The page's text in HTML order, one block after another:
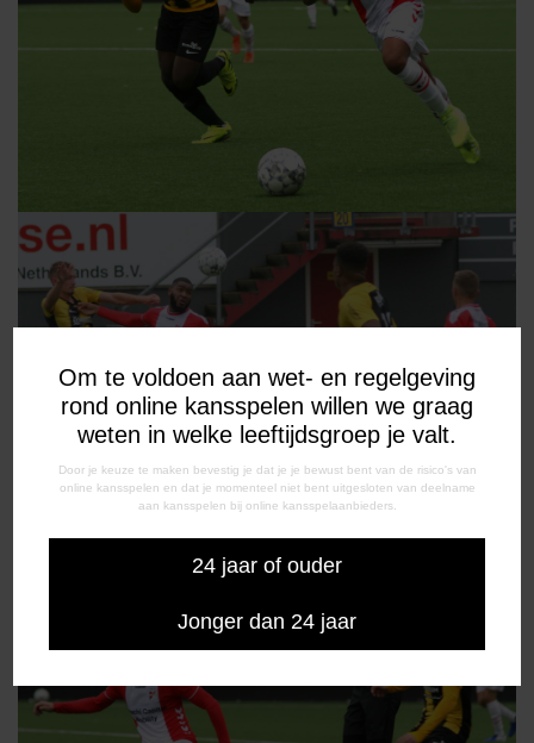
Om te voldoen aan wet- en regelgeving
rond online kansspelen willen we graag
weten in welke leeftijdsgroep je valt.
Door je keuze te maken bevestig je dat je je bewust bent van de risico's van
online kansspelen en dat je momenteel niet bent uitgesloten van deelname
aan kansspelen bij online kansspelaanbieders.
24 jaar of ouder
Jonger dan 24 jaar